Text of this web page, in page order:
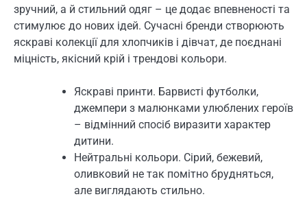
зручний, а й стильний одяг – це додає впевненості та
стимулює до нових ідей. Сучасні бренди створюють
яскраві колекції для хлопчиків і дівчат, де поєднані
міцність, якісний крій і трендові кольори.
Яскраві принти. Барвисті футболки,
джемпери з малюнками улюблених героїв
– відмінний спосіб виразити характер
дитини.
Нейтральні кольори. Сірий, бежевий,
оливковий не так помітно брудняться,
але виглядають стильно.